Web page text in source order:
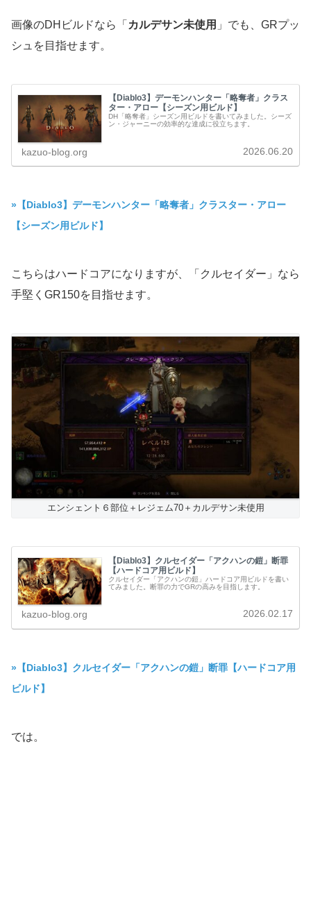
画像のDHビルドなら「 カルデサン未使用 」でも、GRプッ
シュを目指せます。
【Diablo3】デーモンハンター「略奪者」クラス
ター・アロー【シーズン用ビルド】
DH「略奪者」シーズン用ビルドを書いてみました。シーズ
ン・ジャーニーの効率的な達成に役立ちます。
kazuo-blog.org 2026.06.20
»【Diablo3】デーモンハンター「略奪者」クラスター・アロー
【シーズン用ビルド】
こちらはハードコアになりますが、「クルセイダー」なら
手堅くGR150を目指せます。
エンシェント６部位＋レジェム70＋カルデサン未使用
【Diablo3】クルセイダー「アクハンの鎧」断罪
【ハードコア用ビルド】
クルセイダー「アクハンの鎧」ハードコア用ビルドを書い
てみました。断罪の力でGRの高みを目指します。
kazuo-blog.org 2026.02.17
»【Diablo3】クルセイダー「アクハンの鎧」断罪【ハードコア用
ビルド】
では。